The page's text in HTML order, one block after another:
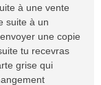
à une vente
suite à un
une copie
tu recevras
grise qui